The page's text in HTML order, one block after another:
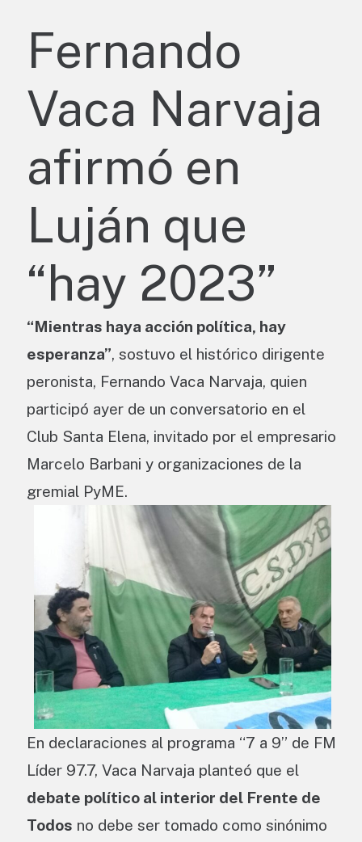
Fernando
Vaca Narvaja
afirmó en
Luján que
“hay 2023”
“Mientras haya acción política, hay
esperanza”, sostuvo el histórico dirigente
peronista, Fernando Vaca Narvaja, quien
participó ayer de un conversatorio en el
Club Santa Elena, invitado por el empresario
Marcelo Barbani y organizaciones de la
gremial PyME.
En declaraciones al programa “7 a 9” de FM
Líder 97.7, Vaca Narvaja planteó que el
debate político al interior del Frente de
Todos no debe ser tomado como sinónimo